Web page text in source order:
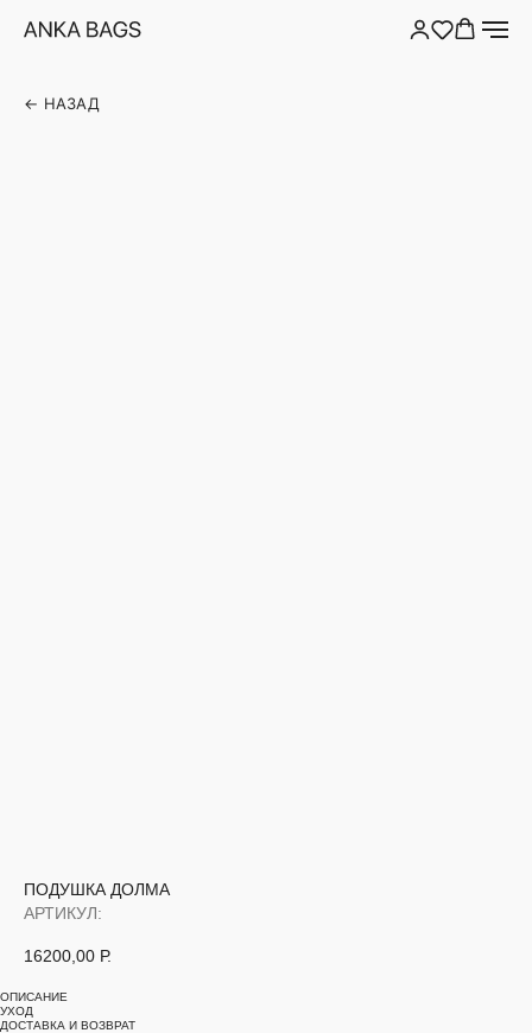
← НАЗАД
ПОДУШКА ДОЛМА
АРТИКУЛ:
16200,00 Р.
ОПИСАНИЕ
УХОД
ДОСТАВКА И ВОЗВРАТ